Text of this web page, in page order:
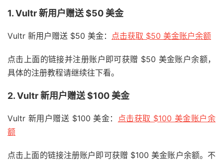
1. Vultr 新用户赠送 $50 美金
Vultr 新用户赠送 $50 美金： 点击获取 $50 美金账户余额
点击上面的链接并注册账户即可获赠 $50 美金账户余额，
具体的注册教程请继续往下看。
2. Vultr 新用户赠送 $100 美金
Vultr 新用户赠送 $100 美金：
点击获取 $100 美金账户余
额
点击上面的链接注册账户即可获赠 $100 美金账户余额。不